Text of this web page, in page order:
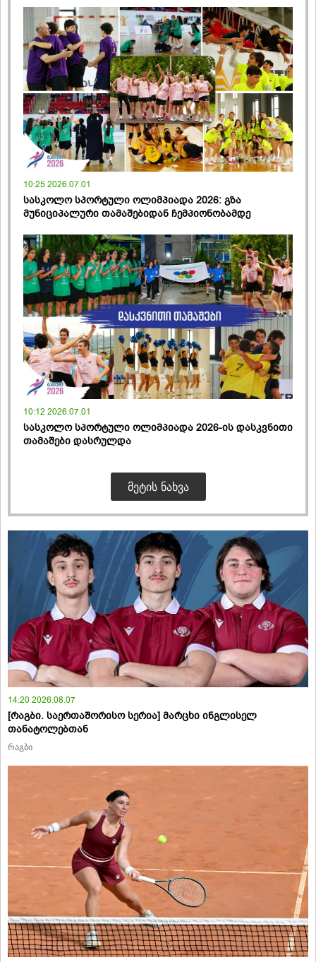
10:25 2026.07.01
სასკოლო სპორტული ოლიმპიადა 2026: გზა
მუნიციპალური თამაშებიდან ჩემპიონობამდე
10:12 2026.07.01
სასკოლო სპორტული ოლიმპიადა 2026-ის დასკვნითი
თამაშები დასრულდა
ᲛᲔᲢᲘᲡ ᲜᲐᲮᲕᲐ
14:20 2026.08.07
[რაგბი. საერთაშორისო სერია] მარცხი ინგლისელ
თანატოლებთან
რაგბი